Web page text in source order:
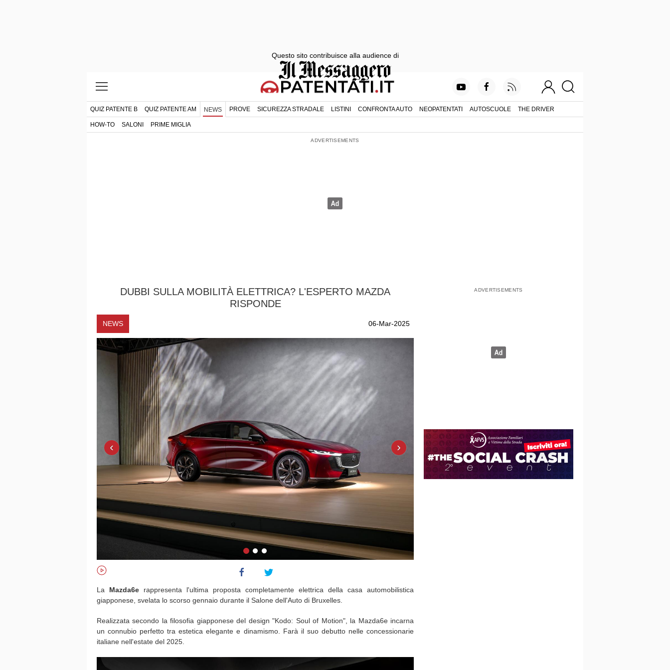
QUIZ PATENTE B QUIZ PATENTE AM NEWS PROVE SICUREZZA STRADALE LISTINI CONFRONTA AUTO NEOPATENTATI AUTOSCUOLE THE DRIVER
HOW-TO SALONI PRIME MIGLIA
DUBBI SULLA MOBILITÀ ELETTRICA? L'ESPERTO MAZDA
RISPONDE
NEWS 06-Mar-2025
‹ ›
La Mazda6e rappresenta l'ultima proposta completamente elettrica della casa automobilistica
giapponese, svelata lo scorso gennaio durante il Salone dell'Auto di Bruxelles.
Realizzata secondo la filosofia giapponese del design "Kodo: Soul of Motion", la Mazda6e incarna
un connubio perfetto tra estetica elegante e dinamismo. Farà il suo debutto nelle concessionarie
italiane nell'estate del 2025.
Questo sito contribuisce alla audience di